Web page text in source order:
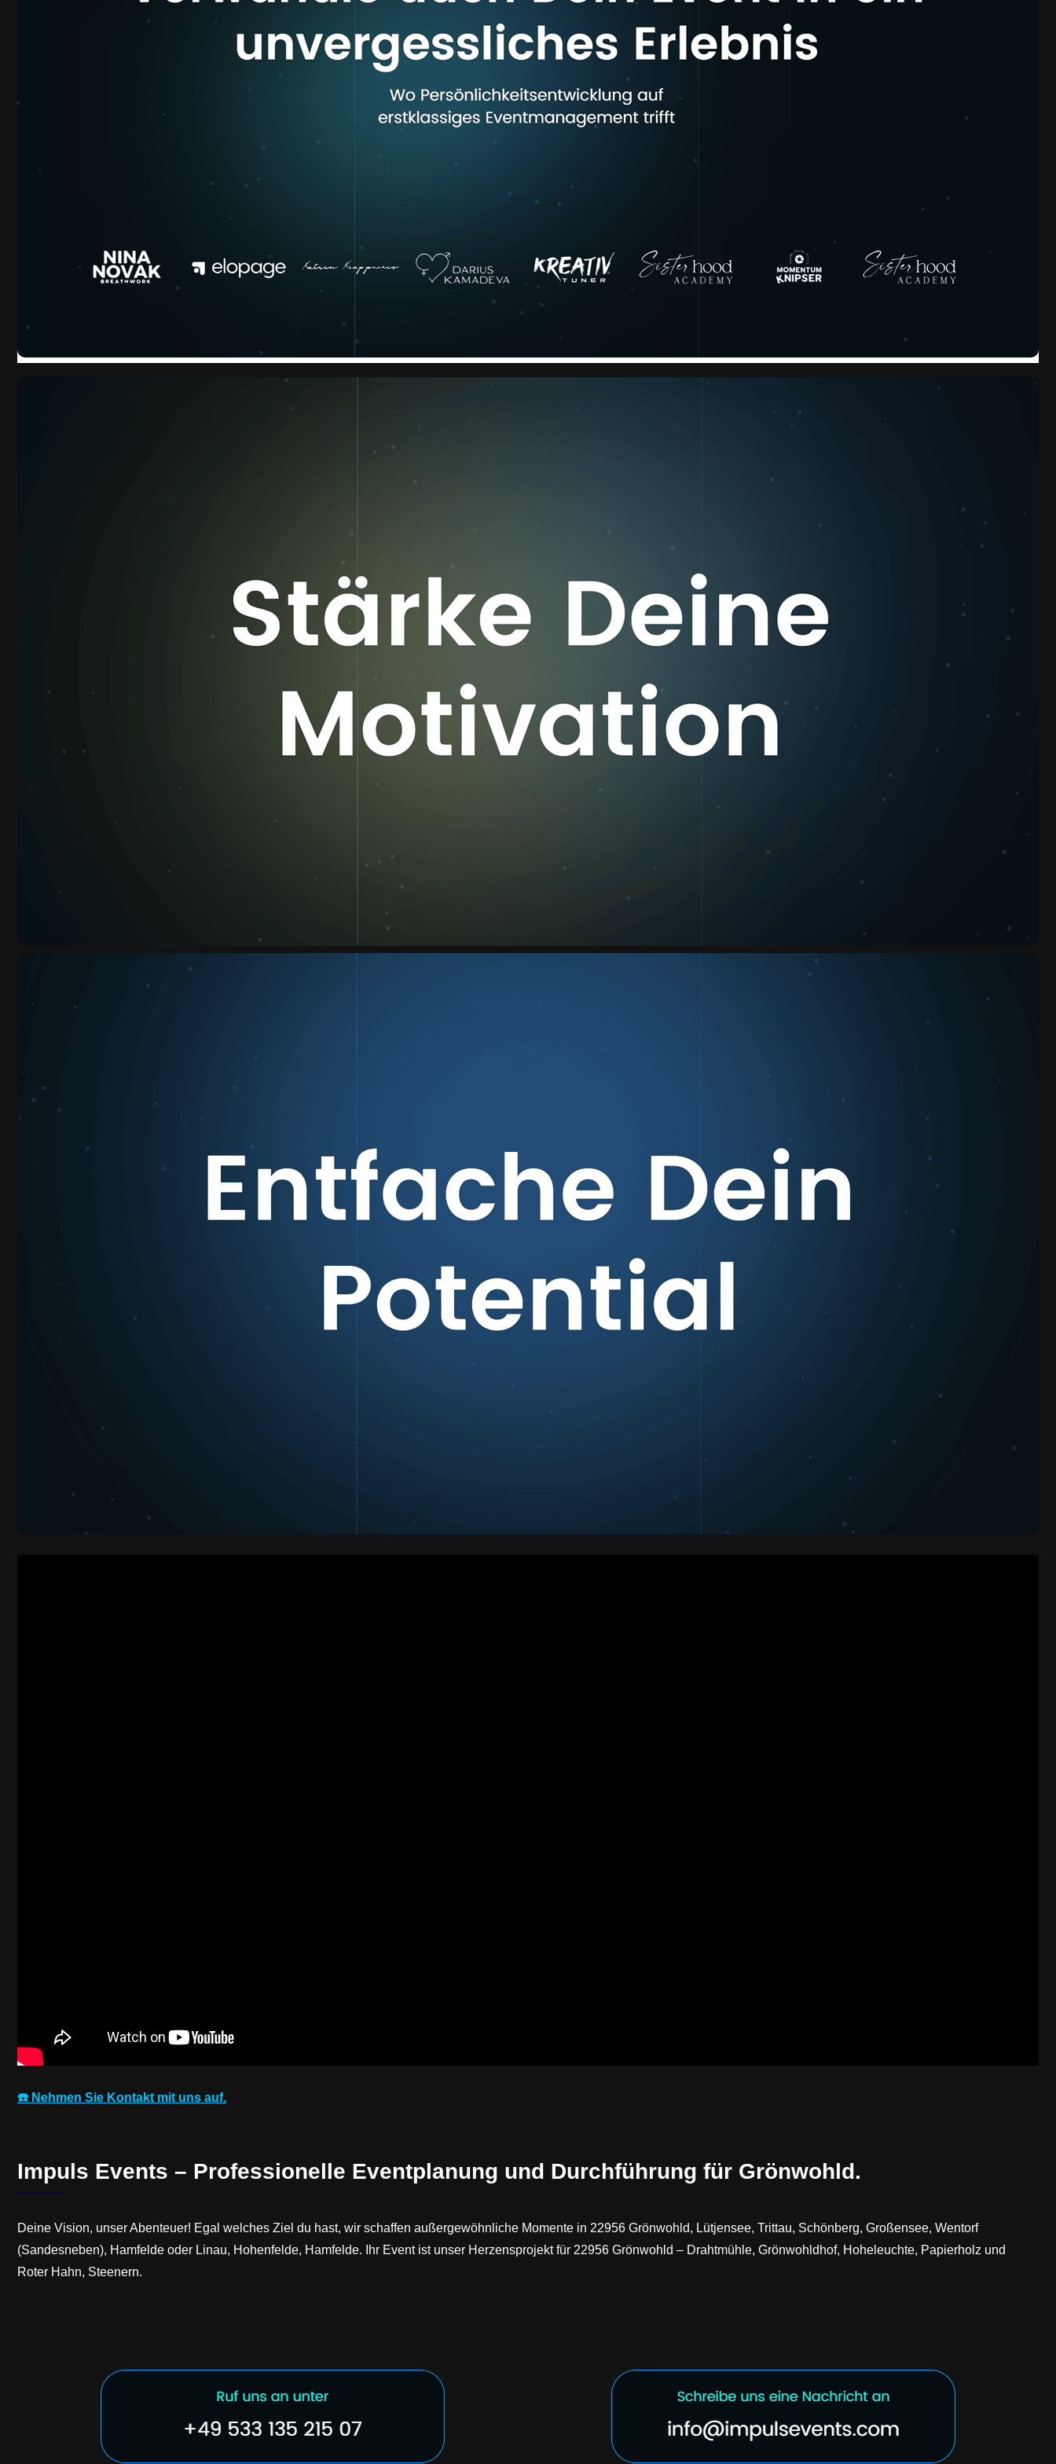
☎️ Nehmen Sie Kontakt mit uns auf.
Impuls Events – Professionelle Eventplanung und Durchführung für Grönwohld.
Deine Vision, unser Abenteuer! Egal welches Ziel du hast, wir schaffen außergewöhnliche Momente in 22956 Grönwohld, Lütjensee, Trittau, Schönberg, Großensee, Wentorf
(Sandesneben), Hamfelde oder Linau, Hohenfelde, Hamfelde. Ihr Event ist unser Herzensprojekt für 22956 Grönwohld – Drahtmühle, Grönwohldhof, Hoheleuchte, Papierholz und
Roter Hahn, Steenern.